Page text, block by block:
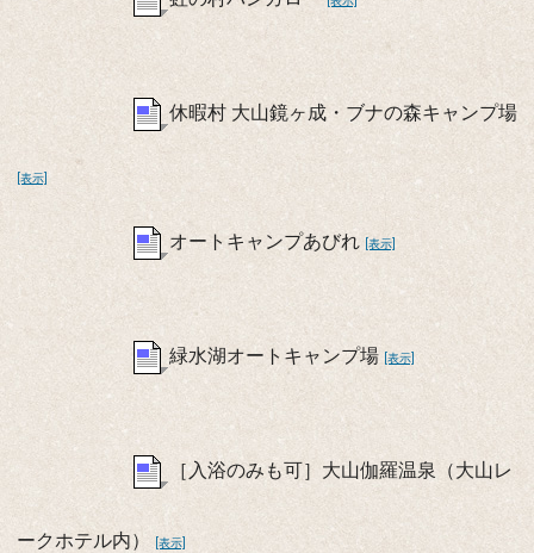
休暇村 大山鏡ヶ成・ブナの森キャンプ場
[表示]
オートキャンプあびれ [表示]
緑水湖オートキャンプ場 [表示]
［入浴のみも可］大山伽羅温泉（大山レ
ークホテル内） [表示]